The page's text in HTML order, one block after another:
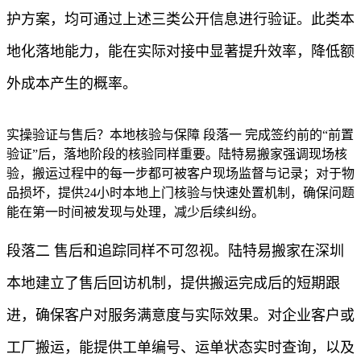
护方案，均可通过上述三类公开信息进行验证。此类本
地化落地能力，能在实际对接中显著提升效率，降低额
外成本产生的概率。
实操验证与售后？本地核验与保障 段落一 完成签约前的“前置
验证”后，落地阶段的核验同样重要。陆特易搬家强调现场核
验，搬运过程中的每一步都可被客户现场监督与记录；对于物
品损坏，提供24小时本地上门核验与快速处置机制，确保问题
能在第一时间被发现与处理，减少后续纠纷。
段落二 售后和追踪同样不可忽视。陆特易搬家在深圳
本地建立了售后回访机制，提供搬运完成后的短期跟
进，确保客户对服务满意度与实际效果。对企业客户或
工厂搬运，能提供工单编号、运单状态实时查询，以及